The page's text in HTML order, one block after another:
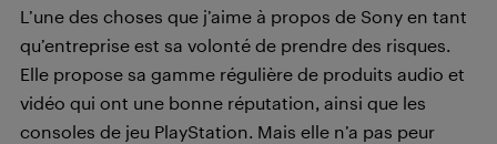
L’une des choses que j’aime à propos de Sony en tant
qu’entreprise est sa volonté de prendre des risques.
Elle propose sa gamme régulière de produits audio et
vidéo qui ont une bonne réputation, ainsi que les
consoles de jeu PlayStation. Mais elle n’a pas peur